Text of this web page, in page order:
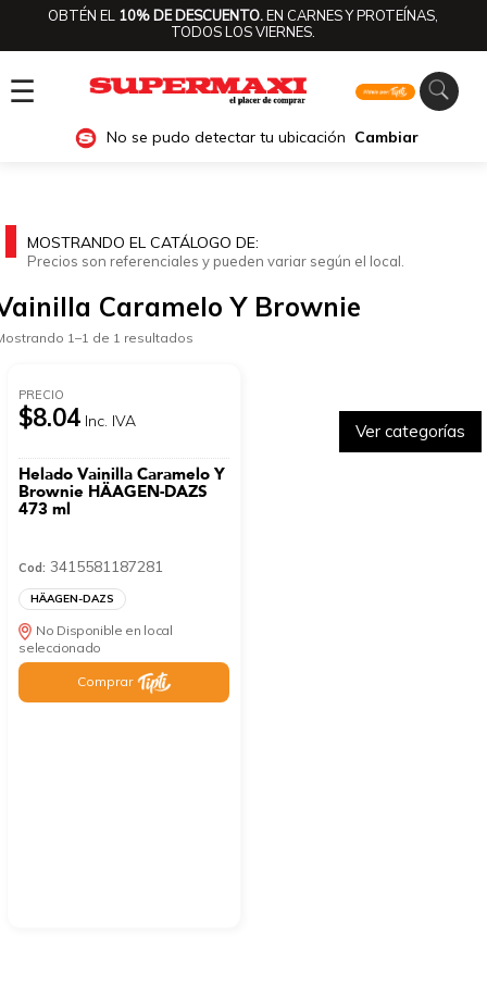
OBTÉN EL 10% DE DESCUENTO.EN CARNES Y PROTEÍNAS,
TODOS LOS VIERNES.
☰
No se pudo detectar tu ubicación Cambiar
Ver categorías
MOSTRANDO EL CATÁLOGO DE:
Precios son referenciales y pueden variar según el local.
Caramelo Y Brownie
1–1 de 1 resultados
PRECIO
$8.04 Inc. IVA
Helado Vainilla Caramelo Y
Brownie HÄAGEN-DAZS
473 ml
Cod: 3415581187281
HÄAGEN-DAZS
No Disponible en local
seleccionado
Comprar